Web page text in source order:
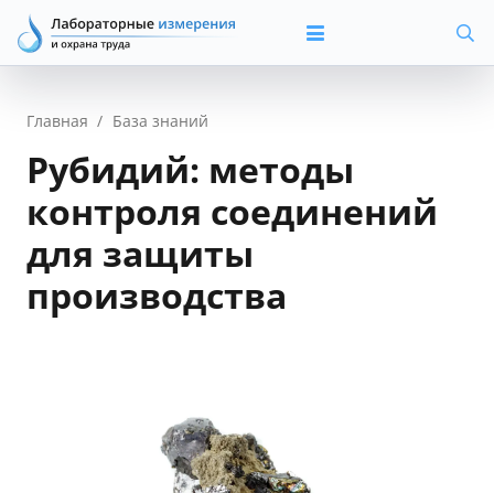
Главная / База знаний
Рубидий: методы
контроля соединений
для защиты
производства